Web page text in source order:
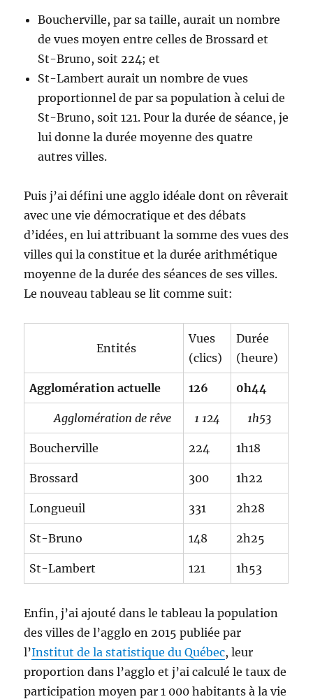
Boucherville, par sa taille, aurait un nombre
de vues moyen entre celles de Brossard et
St-Bruno, soit 224; et
St-Lambert aurait un nombre de vues
proportionnel de par sa population à celui de
St-Bruno, soit 121. Pour la durée de séance, je
lui donne la durée moyenne des quatre
autres villes.
Puis j’ai défini une agglo idéale dont on rêverait
avec une vie démocratique et des débats
d’idées, en lui attribuant la somme des vues des
villes qui la constitue et la durée arithmétique
moyenne de la durée des séances de ses villes.
Le nouveau tableau se lit comme suit:
Entités
Vues
(clics)
Durée
(heure)
Agglomération actuelle 126 0h44
Agglomération de rêve 1 124 1h53
Boucherville 224 1h18
Brossard 300 1h22
Longueuil 331 2h28
St-Bruno 148 2h25
St-Lambert 121 1h53
Enfin, j’ai ajouté dans le tableau la population
des villes de l’agglo en 2015 publiée par
l’Institut de la statistique du Québec, leur
proportion dans l’agglo et j’ai calculé le taux de
participation moyen par 1 000 habitants à la vie